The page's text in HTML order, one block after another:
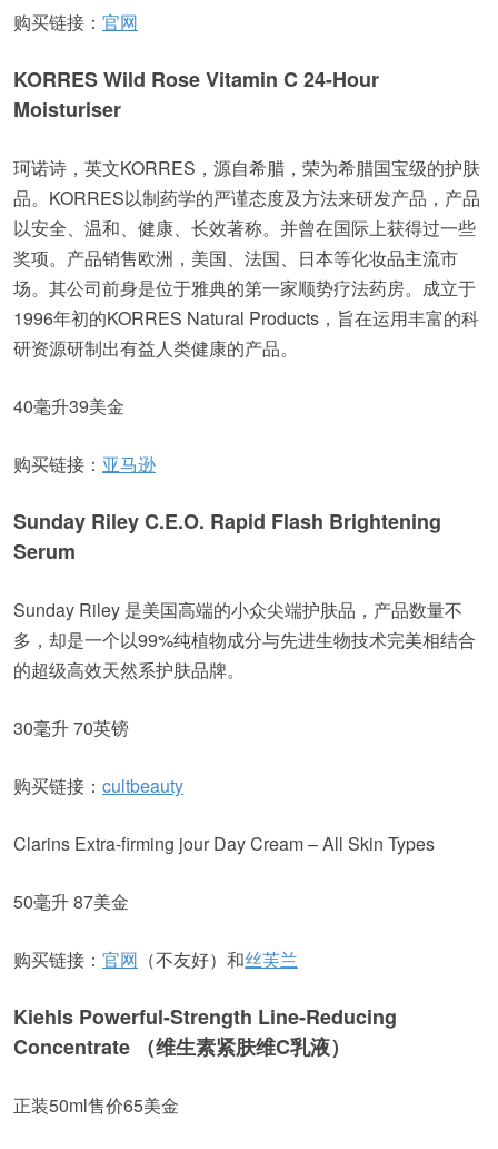
购买链接： 官网
KORRES Wild Rose Vitamin C 24-Hour
Moisturiser
珂诺诗，英文KORRES，源自希腊，荣为希腊国宝级的护肤
品。KORRES以制药学的严谨态度及方法来研发产品，产品
以安全、温和、健康、长效著称。并曾在国际上获得过一些
奖项。产品销售欧洲，美国、法国、日本等化妆品主流市
场。其公司前身是位于雅典的第一家顺势疗法药房。成立于
1996年初的KORRES Natural Products，旨在运用丰富的科
研资源研制出有益人类健康的产品。
40毫升39美金
购买链接： 亚马逊
Sunday Riley C.E.O. Rapid Flash Brightening
Serum
Sunday Riley 是美国高端的小众尖端护肤品，产品数量不
多，却是一个以99%纯植物成分与先进生物技术完美相结合
的超级高效天然系护肤品牌。
30毫升 70英镑
购买链接： cultbeauty
Clarins Extra-firming jour Day Cream – All Skin Types
50毫升 87美金
购买链接： 官网 （不友好）和丝芙兰
Kiehls Powerful-Strength Line-Reducing
Concentrate （维生素紧肤维C乳液）
正装50ml售价65美金